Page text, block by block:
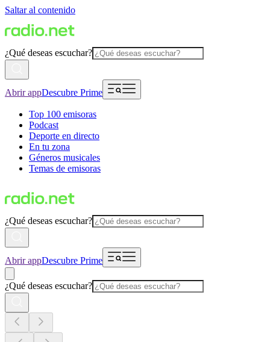
Saltar al contenido
¿Qué deseas escuchar?
Abrir appDescubre Prime
Top 100 emisoras
Podcast
Deporte en directo
En tu zona
Géneros musicales
Temas de emisoras
¿Qué deseas escuchar?
Abrir appDescubre Prime
¿Qué deseas escuchar?